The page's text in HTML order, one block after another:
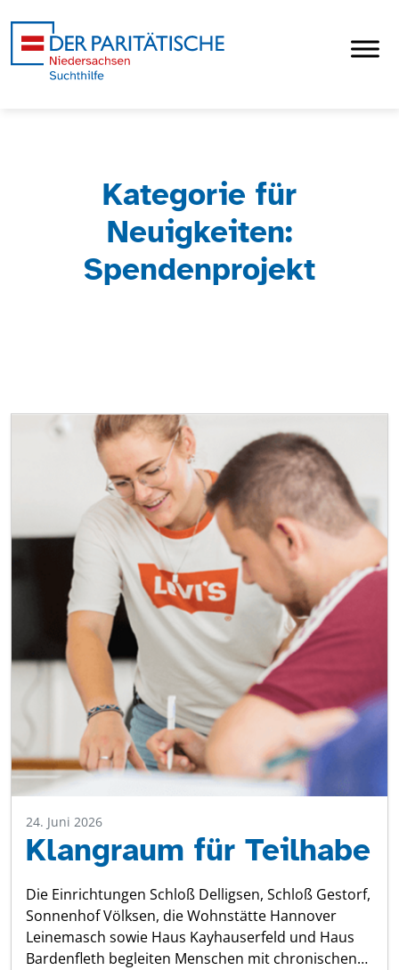
Kategorie für
Neuigkeiten:
Spendenprojekt
24. Juni 2026
Klangraum für Teilhabe
Die Einrichtungen Schloß Delligsen, Schloß Gestorf,
Sonnenhof Völksen, die Wohnstätte Hannover
Leinemasch sowie Haus Kayhauserfeld und Haus
Bardenfleth begleiten Menschen mit chronischen…